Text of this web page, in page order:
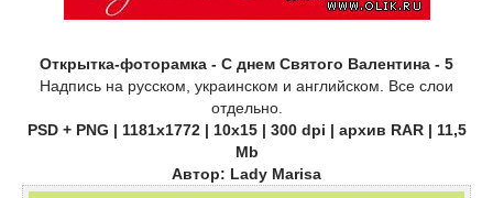
Открытка-фоторамка - С днем Святого Валентина - 5
Надпись на русском, украинском и английском. Все слои
отдельно.
PSD + PNG | 1181х1772 | 10х15 | 300 dpi | архив RAR | 11,5
Mb
Автор: Lady Marisa